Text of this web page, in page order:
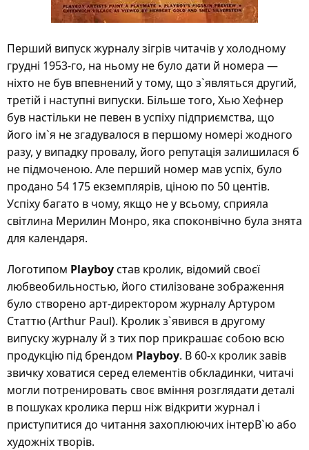
Перший випуск журналу зігрів читачів у холодному
грудні 1953-го, на ньому не було дати й номера —
ніхто не був впевнений у тому, що з`являться другий,
третій і наступні випуски. Більше того, Хью Хефнер
був настільки не певен в успіху підприємства, що
його ім`я не згадувалося в першому номері жодного
разу, у випадку провалу, його репутація залишилася б
не підмоченою. Але перший номер мав успіх, було
продано 54 175 екземплярів, ціною по 50 центів.
Успіху багато в чому, якщо не у всьому, сприяла
світлина Мерилин Монро, яка споконвічно була знята
для календаря.
Логотипом Playboyстав кролик, відомий своєї
любвеобильностью, його стилізоване зображення
було створено арт-директором журналу Артуром
Статтю (Arthur Paul). Кролик з`явився в другому
випуску журналу й з тих пор прикрашає собою всю
продукцію під брендом Playboy. В 60-х кролик завів
звичку ховатися серед елементів обкладинки, читачі
могли потренировать своє вміння розглядати деталі
в пошуках кролика перш ніж відкрити журнал і
приступитися до читання захоплюючих інтерВ`ю або
художніх творів.